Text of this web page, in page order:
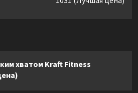
хватом Kraft Fitness